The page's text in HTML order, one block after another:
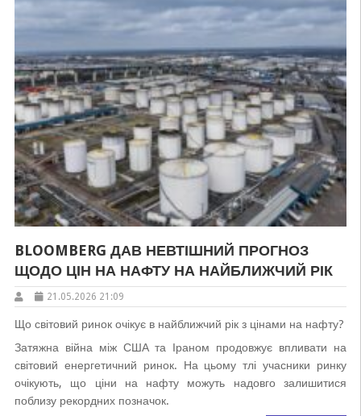
BLOOMBERG ДАВ НЕВТІШНИЙ ПРОГНОЗ
ЩОДО ЦІН НА НАФТУ НА НАЙБЛИЖЧИЙ РІК
21.05.2026 21:09
Що світовий ринок очікує в найближчий рік з цінами на нафту?
Затяжна війна між США та Іраном продовжує впливати на
світовий енергетичний ринок. На цьому тлі учасники ринку
очікують, що ціни на нафту можуть надовго залишитися
поблизу рекордних позначок.